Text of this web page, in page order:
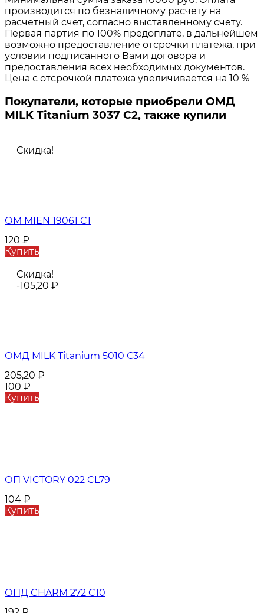
производится по безналичному расчету на
расчетный счет, согласно выставленному счету.
Первая партия по 100% предоплате, в дальнейшем
возможно предоставление отсрочки платежа, при
условии подписанного Вами договора и
предоставления всех необходимых документов.
Цена с отсрочкой платежа увеличивается на 10 %
Покупатели, которые приобрели ОМД
MILK Titanium 3037 C2, также купили
Скидка!
ОМ MIEN 19061 C1
120 ₽
Купить
Скидка!
-105,20 ₽
ОМД MILK Titanium 5010 С34
205,20 ₽
100 ₽
Купить
ОП VICTORY 022 CL79
104 ₽
Купить
ОПД CHARM 272 C10